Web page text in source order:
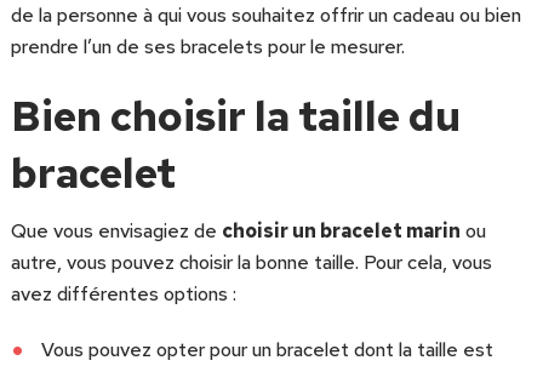
de la personne à qui vous souhaitez offrir un cadeau ou bien
prendre l’un de ses bracelets pour le mesurer.
Bien choisir la taille du
bracelet
Que vous envisagiez de choisir un bracelet marin ou
autre, vous pouvez choisir la bonne taille. Pour cela, vous
avez différentes options :
Vous pouvez opter pour un bracelet dont la taille est